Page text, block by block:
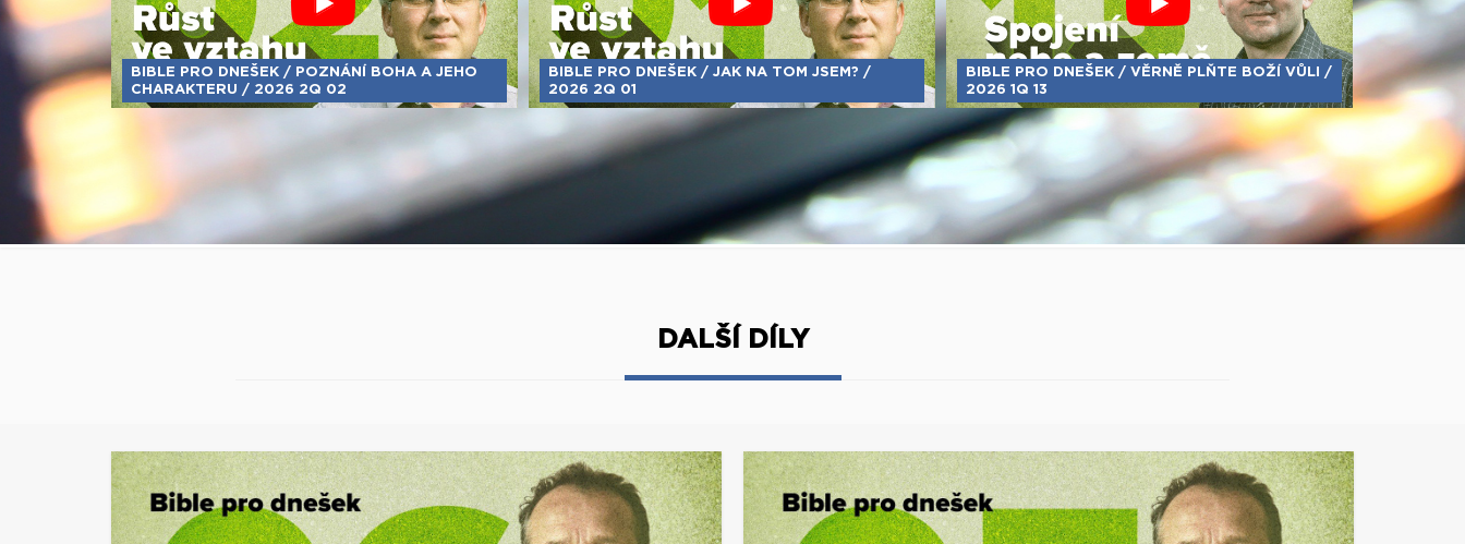
BIBLE PRO DNEŠEK / POZNÁNÍ BOHA A JEHO
CHARAKTERU / 2026 2Q 02
BIBLE PRO DNEŠEK / JAK NA TOM JSEM? /
2026 2Q 01
BIBLE PRO DNEŠEK / VĚRNĚ PLŇTE BOŽÍ VŮLI /
2026 1Q 13
DALŠÍ DÍLY